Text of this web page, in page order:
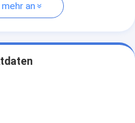
an